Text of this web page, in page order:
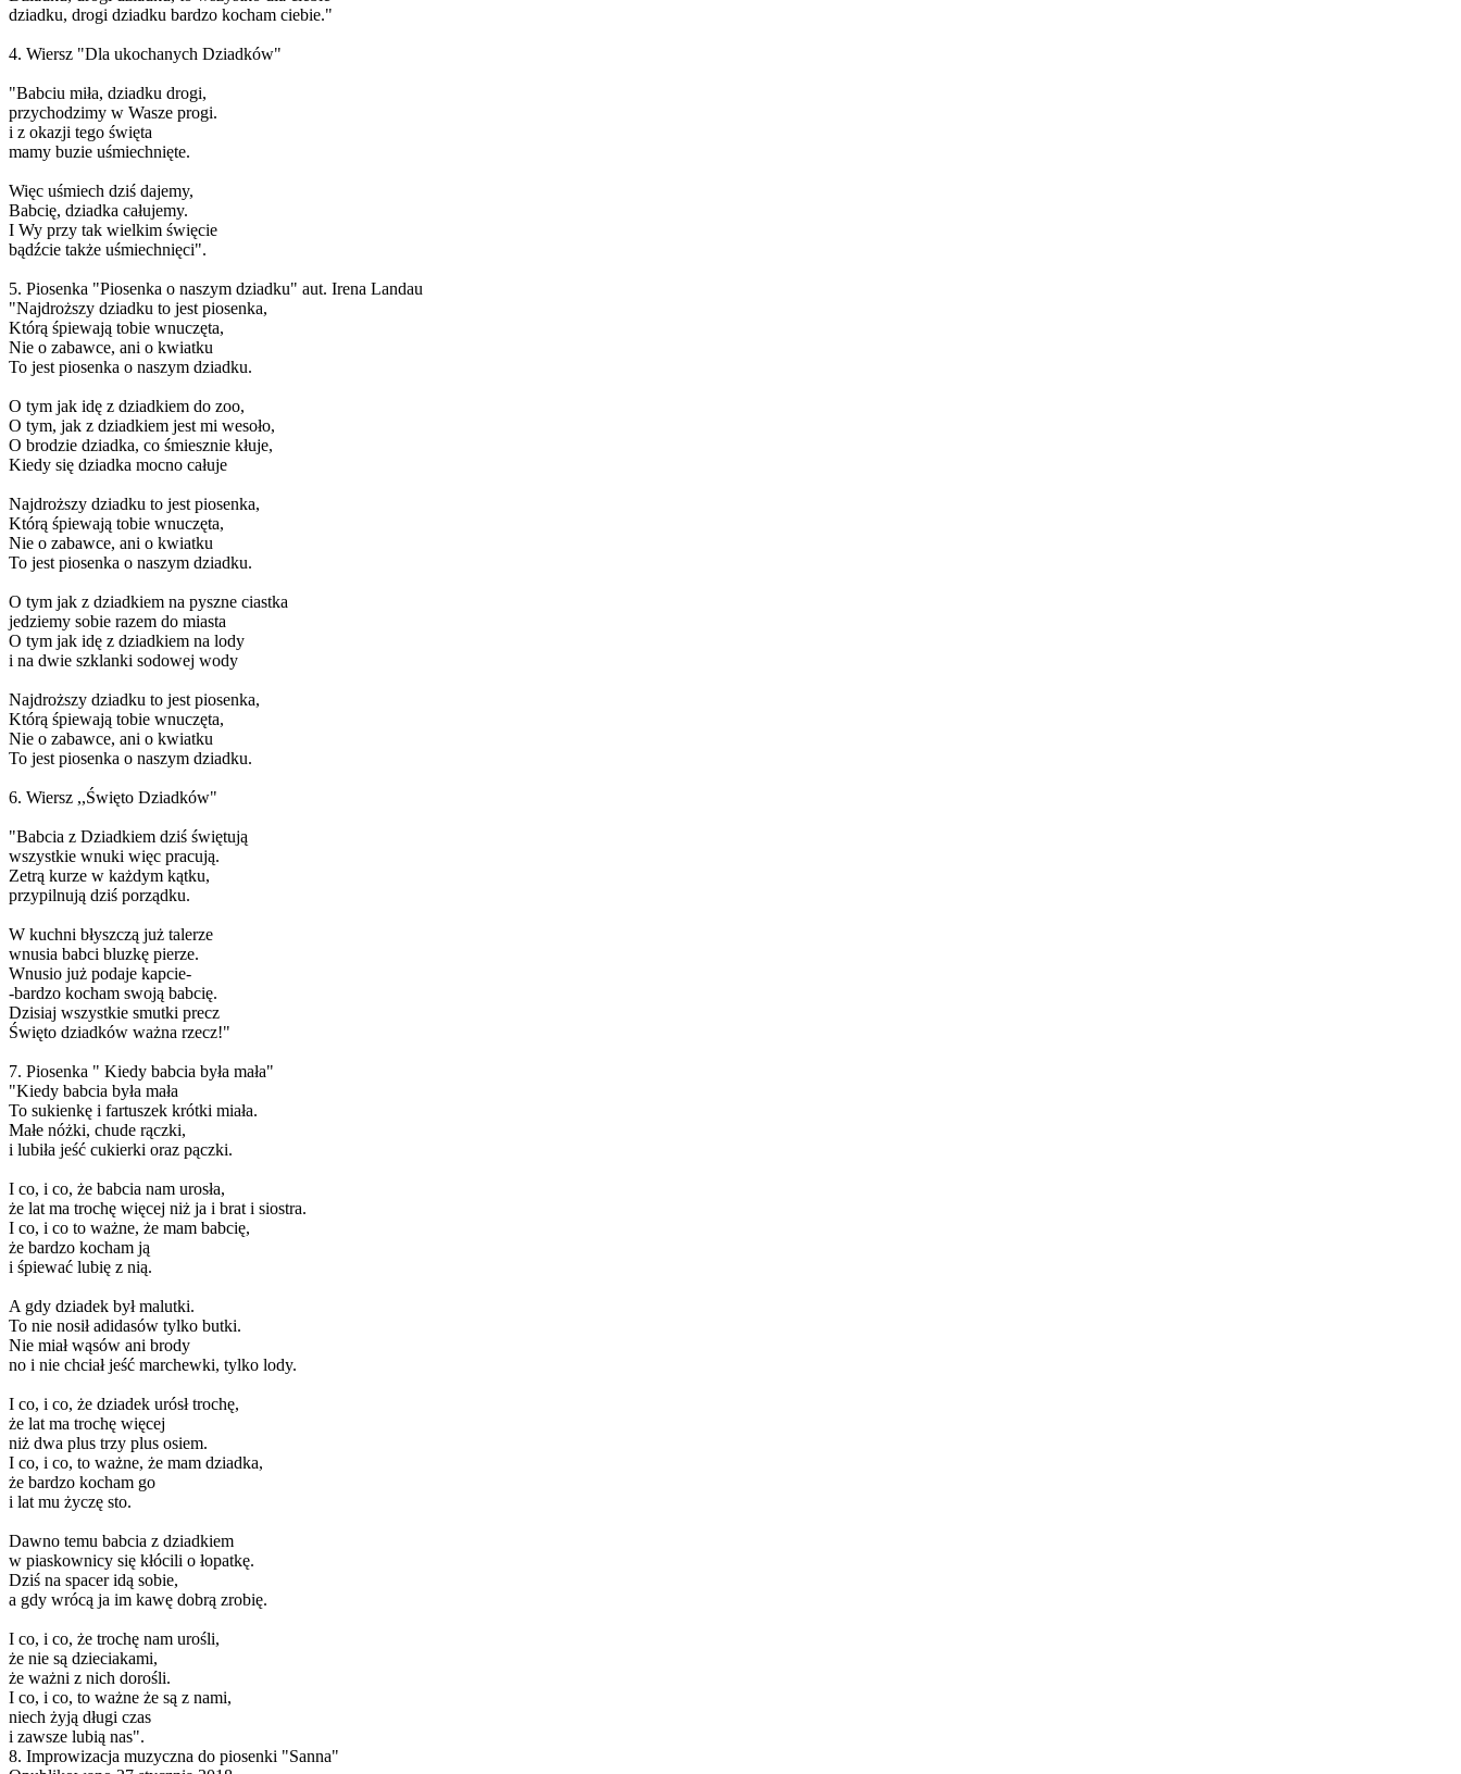
dziadku, drogi dziadku bardzo kocham ciebie."
4. Wiersz "Dla ukochanych Dziadków"
"Babciu miła, dziadku drogi,
przychodzimy w Wasze progi.
i z okazji tego święta
mamy buzie uśmiechnięte.
Więc uśmiech dziś dajemy,
Babcię, dziadka całujemy.
I Wy przy tak wielkim święcie
bądźcie także uśmiechnięci".
5. Piosenka "Piosenka o naszym dziadku" aut. Irena Landau
"Najdroższy dziadku to jest piosenka,
Którą śpiewają tobie wnuczęta,
Nie o zabawce, ani o kwiatku
To jest piosenka o naszym dziadku.
O tym jak idę z dziadkiem do zoo,
O tym, jak z dziadkiem jest mi wesoło,
O brodzie dziadka, co śmiesznie kłuje,
Kiedy się dziadka mocno całuje
Najdroższy dziadku to jest piosenka,
Którą śpiewają tobie wnuczęta,
Nie o zabawce, ani o kwiatku
To jest piosenka o naszym dziadku.
O tym jak z dziadkiem na pyszne ciastka
jedziemy sobie razem do miasta
O tym jak idę z dziadkiem na lody
i na dwie szklanki sodowej wody
Najdroższy dziadku to jest piosenka,
Którą śpiewają tobie wnuczęta,
Nie o zabawce, ani o kwiatku
To jest piosenka o naszym dziadku.
6. Wiersz ,,Święto Dziadków"
"Babcia z Dziadkiem dziś świętują
wszystkie wnuki więc pracują.
Zetrą kurze w każdym kątku,
przypilnują dziś porządku.
W kuchni błyszczą już talerze
wnusia babci bluzkę pierze.
Wnusio już podaje kapcie-
-bardzo kocham swoją babcię.
Dzisiaj wszystkie smutki precz
Święto dziadków ważna rzecz!"
7. Piosenka " Kiedy babcia była mała"
"Kiedy babcia była mała
To sukienkę i fartuszek krótki miała.
Małe nóżki, chude rączki,
i lubiła jeść cukierki oraz pączki.
I co, i co, że babcia nam urosła,
że lat ma trochę więcej niż ja i brat i siostra.
I co, i co to ważne, że mam babcię,
że bardzo kocham ją
i śpiewać lubię z nią.
A gdy dziadek był malutki.
To nie nosił adidasów tylko butki.
Nie miał wąsów ani brody
no i nie chciał jeść marchewki, tylko lody.
I co, i co, że dziadek urósł trochę,
że lat ma trochę więcej
niż dwa plus trzy plus osiem.
I co, i co, to ważne, że mam dziadka,
że bardzo kocham go
i lat mu życzę sto.
Dawno temu babcia z dziadkiem
w piaskownicy się kłócili o łopatkę.
Dziś na spacer idą sobie,
a gdy wrócą ja im kawę dobrą zrobię.
I co, i co, że trochę nam urośli,
że nie są dzieciakami,
że ważni z nich dorośli.
I co, i co, to ważne że są z nami,
niech żyją długi czas
i zawsze lubią nas".
8. Improwizacja muzyczna do piosenki "Sanna"